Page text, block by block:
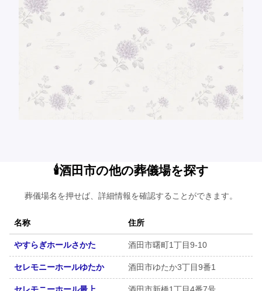
🕯️酒田市の他の葬儀場を探す
葬儀場名を押せば、詳細情報を確認することができます。
名称 住所
やすらぎホールさかた 酒田市曙町1丁目9-10
セレモニーホールゆたか 酒田市ゆたか3丁目9番1